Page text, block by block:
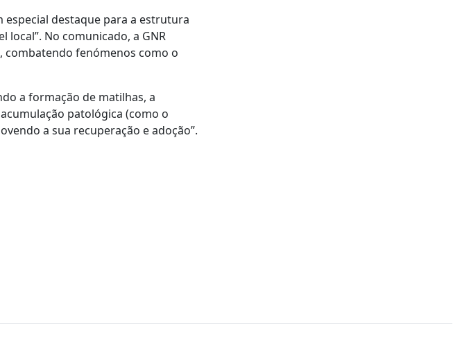
especial destaque para a estrutura
local”. No comunicado, a GNR
fenómenos como o
a formação de matilhas, a
patológica (como o
a sua recuperação e adoção”.